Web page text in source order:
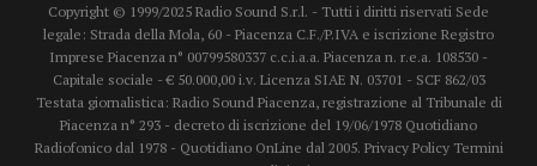
Copyright © 1999/2025 Radio Sound S.r.l. - Tutti i diritti riservati Sede
legale: Strada della Mola, 60 - Piacenza C.F./P.IVA e iscrizione Registro
Imprese Piacenza n° 00799580337 c.c.i.a.a. Piacenza n. r.e.a. 108530 -
Capitale sociale - € 50.000,00 i.v. Licenza SIAE N. 03701 - SCF 862/03
Testata giornalistica: Radio Sound Piacenza, registrazione al Tribunale di
Piacenza n° 293 - decreto di iscrizione del 19/06/1978 Quotidiano
Radiofonico dal 1978 - Quotidiano OnLine dal 2005. Privacy Policy Termini